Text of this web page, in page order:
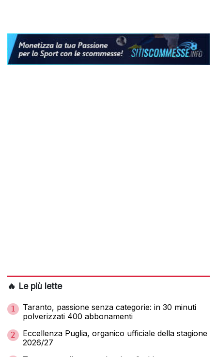
🔥 Le più lette
1
Taranto, passione senza categorie: in 30 minuti
polverizzati 400 abbonamenti
2
Eccellenza Puglia, organico ufficiale della stagione
2026/27